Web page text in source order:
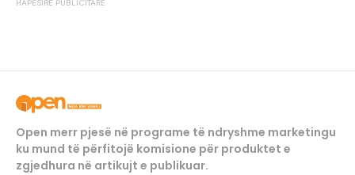
Open merr pjesë në programe të ndryshme marketingu
ku mund të përfitojë komisione për produktet e
zgjedhura në artikujt e publikuar.